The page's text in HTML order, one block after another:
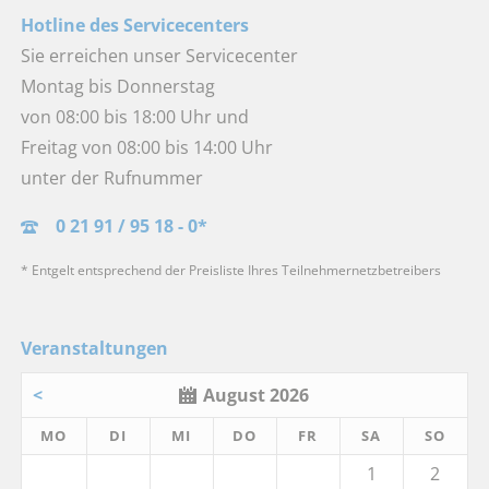
Hotline des Servicecenters
Sie erreichen unser Servicecenter
Montag bis Donnerstag
von 08:00 bis 18:00 Uhr und
Freitag von 08:00 bis 14:00 Uhr
unter der Rufnummer
0 21 91 / 95 18 - 0*
* Entgelt entsprechend der Preisliste Ihres Teilnehmernetzbetreibers
Veranstaltungen
<
August 2026
MO DI MI DO FR SA SO
1 2